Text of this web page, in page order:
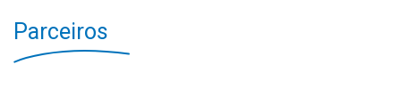
Parceiros